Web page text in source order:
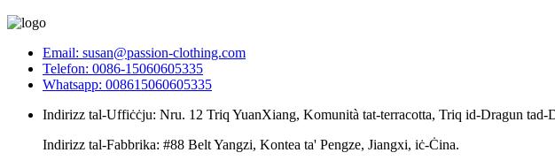
Email: susan@passion-clothing.com
Telefon: 0086-15060605335
Whatsapp: 008615060605335
Indirizz tal-Uffiċċju: Nru. 12 Triq YuanXiang, Komunità tat-terracotta, Triq id-Dragun tad-
Indirizz tal-Fabbrika: #88 Belt Yangzi, Kontea ta' Pengze, Jiangxi, iċ-Ċina.